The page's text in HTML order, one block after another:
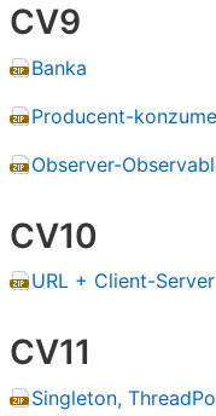
CV9
Banka
Producent-
Observer-
CV10
URL + Client-Server
CV11
Singleton,